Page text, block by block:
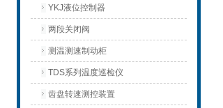
YKJ液位控制器
两段关闭阀
测温测速制动柜
TDS系列温度巡检仪
齿盘转速测控装置